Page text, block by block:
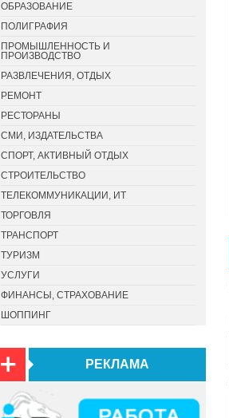
ОБРАЗОВАНИЕ
ПОЛИГРАФИЯ
ПРОМЫШЛЕННОСТЬ И
ПРОИЗВОДСТВО
РАЗВЛЕЧЕНИЯ, ОТДЫХ
РЕМОНТ
РЕСТОРАНЫ
СМИ, ИЗДАТЕЛЬСТВА
СПОРТ, АКТИВНЫЙ ОТДЫХ
СТРОИТЕЛЬСТВО
ТЕЛЕКОММУНИКАЦИИ, ИТ
ТОРГОВЛЯ
ТРАНСПОРТ
ТУРИЗМ
УСЛУГИ
ФИНАНСЫ, СТРАХОВАНИЕ
ШОППИНГ
РЕКЛАМА